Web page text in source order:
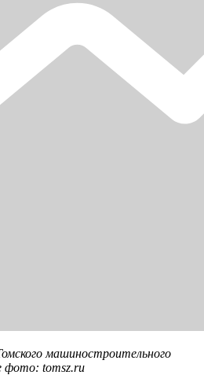
машиностроительного
фото: tomsz.ru